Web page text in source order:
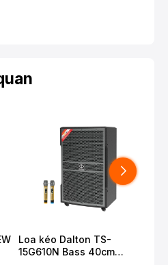
Loa kéo Dalton TS-
15G610N Bass 40cm